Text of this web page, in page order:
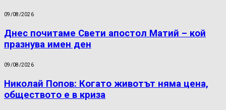
09/08/2026
Днес почитаме Свети апостол Матий – кой
празнува имен ден
09/08/2026
Николай Попов: Когато животът няма цена,
обществото е в криза